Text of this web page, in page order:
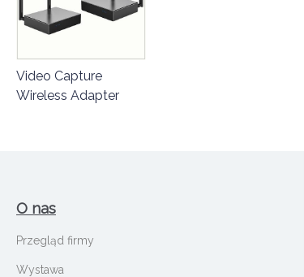
Video Capture
Wireless Adapter
O nas
Przegląd firmy
Wystawa
Wsparcie